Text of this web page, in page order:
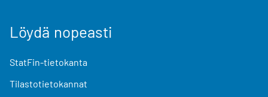
Löydä nopeasti
StatFin-tietokanta
Tilastotietokannat